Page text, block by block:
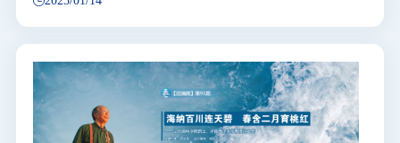
妹选修这门课，在学习中认识海洋、认识地球”……又逢学
期末，在中国海洋大学通识课“在海洋中给地球做CT”的结
课仪式上，同学们纷纷表达上课的收获和感悟。 “在海洋中
给地球做CT”自2020年秋季学期开课以来，已连续开设9个
学期共18个班次，有1000余名学生选修此课程。作为一门面
向本科生的通识教育课，开设5年来，这一课程之所以“叫好
又叫座”，令学生频频点赞，与授课团队坚守中国海洋大
学“通识为体，专业为用”的本科教育理念，精雕细琢，注重